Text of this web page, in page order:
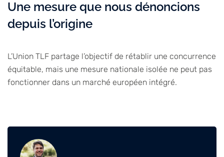
Une mesure que nous dénoncions
depuis l’origine
L’Union TLF partage l’objectif de rétablir une concurrence
équitable, mais une mesure nationale isolée ne peut pas
fonctionner dans un marché européen intégré.